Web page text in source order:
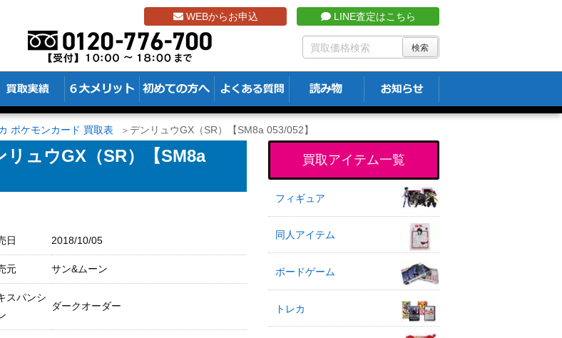
WEBからお申込 LINE査定はこちら
ポケモンカード 買取表 デンリュウGX（SR）【SM8a 053/052】
リュウGX（SR）【SM8a
日 2018/10/05
元 サン&ムーン
スパンシ
ダークオーダー
買取アイテム一覧
フィギュア
同人アイテム
ボードゲーム
トレカ